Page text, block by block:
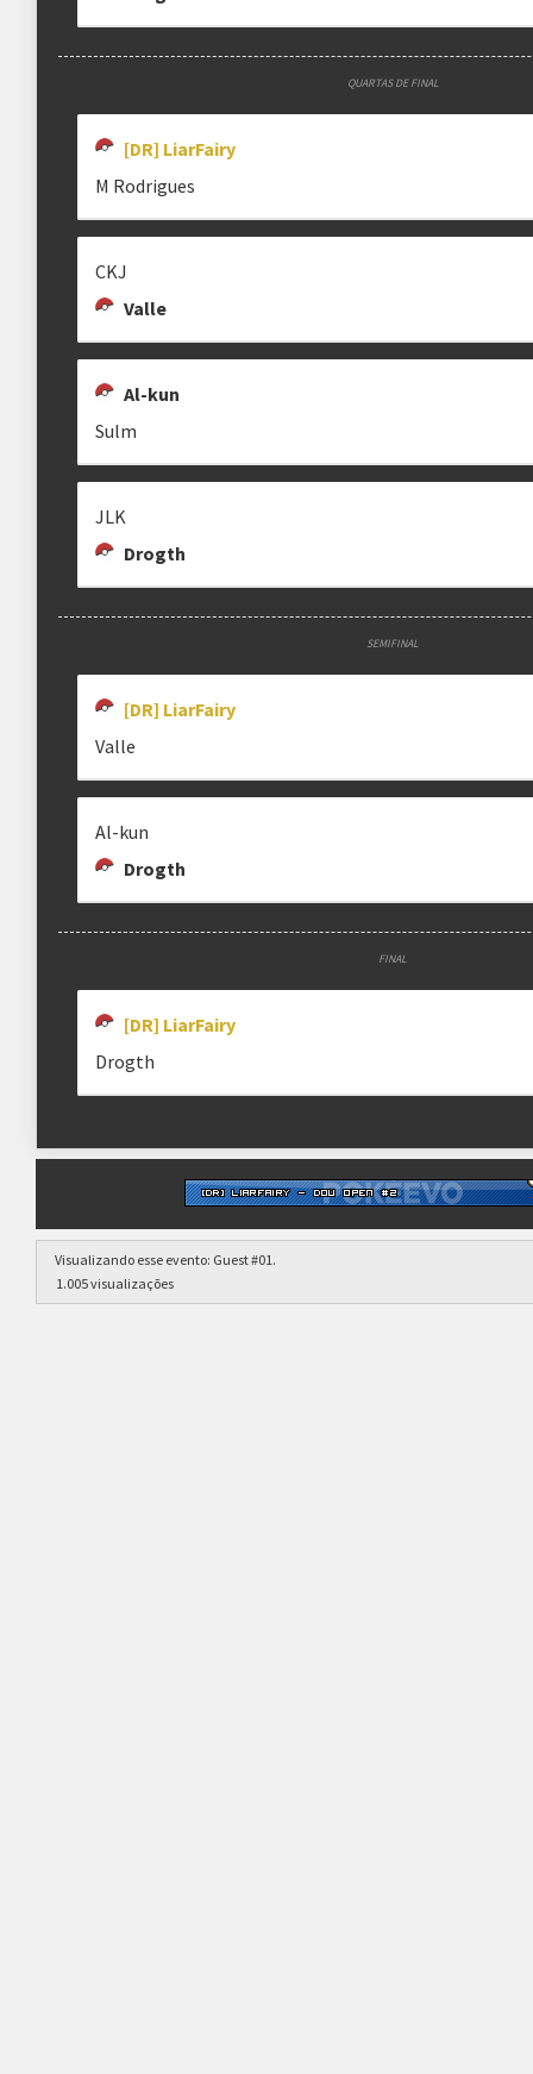
QUARTAS DE FINAL
[DR] LiarFairy
M Rodrigues
CKJ
Valle
Al-kun
Sulm
JLK
Drogth
SEMIFINAL
[DR] LiarFairy
Valle
Al-kun
Drogth
FINAL
[DR] LiarFairy
Drogth
Visualizando esse evento: Guest #01.
1.005 visualizações